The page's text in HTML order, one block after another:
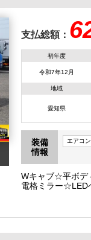
支払総額：
初年度
令和7年12月
地域
愛知県
装備
情報
エアコン
Wキャブ☆平ボ
電格ミラー☆LED